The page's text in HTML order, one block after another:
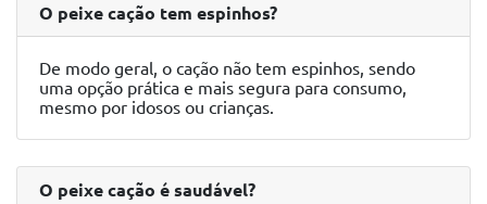
O peixe cação tem espinhos?
De modo geral, o cação não tem espinhos, sendo
uma opção prática e mais segura para consumo,
mesmo por idosos ou crianças.
O peixe cação é saudável?